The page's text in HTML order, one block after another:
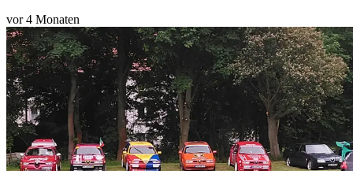
vor 4 Monaten